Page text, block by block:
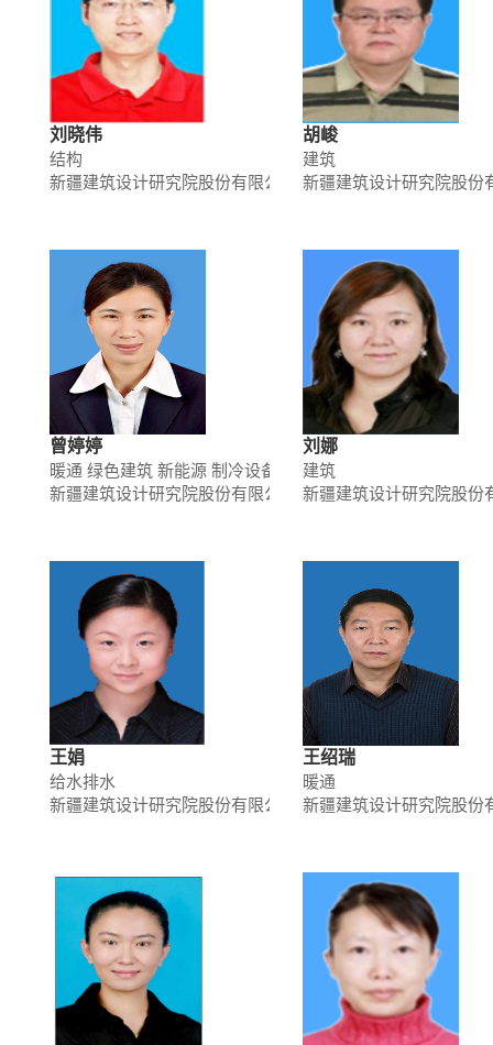
刘晓伟
结构
新疆建筑设计研究院股份有限公司
胡峻
建筑
新疆建筑设计研究院股份
曾婷婷
暖通 绿色建筑 新能源 制冷设备与低温技术 建筑节能
新疆建筑设计研究院股份有限公司
刘娜
建筑
新疆建筑设计研究院股份
王娟
给水排水
新疆建筑设计研究院股份有限公司
王绍瑞
暖通
新疆建筑设计研究院股份